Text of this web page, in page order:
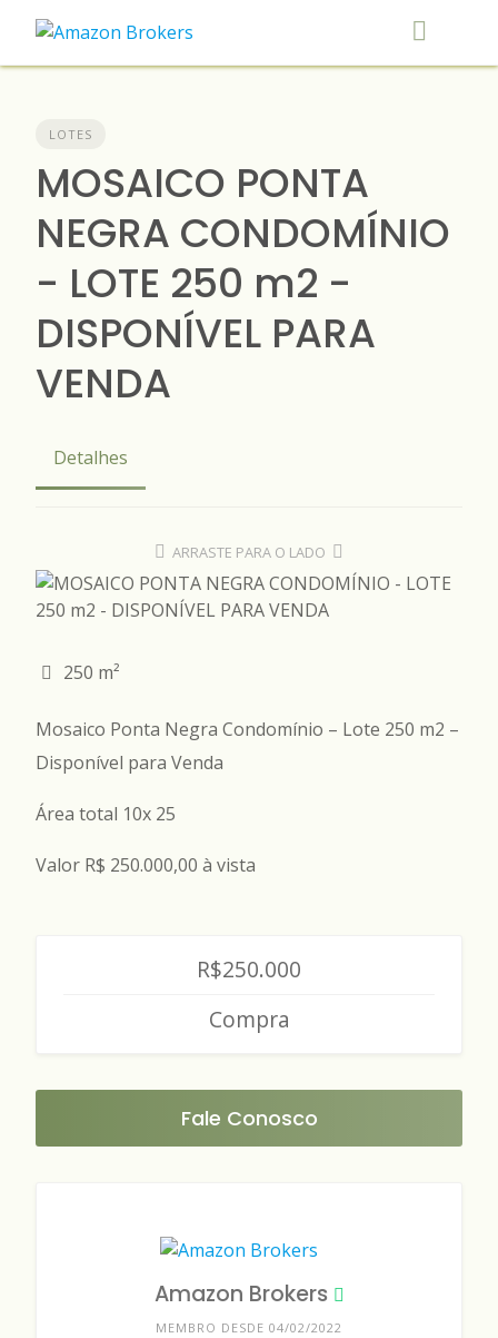
content
LOTES
MOSAICO PONTA
NEGRA CONDOMÍNIO
- LOTE 250 m2 -
DISPONÍVEL PARA
VENDA
Detalhes
ARRASTE PARA O LADO
250 m²
Mosaico Ponta Negra Condomínio – Lote 250 m2 –
Disponível para Venda
Área total 10x 25
Valor R$ 250.000,00 à vista
R$250.000
Compra
Fale Conosco
Amazon Brokers
MEMBRO DESDE 04/02/2022